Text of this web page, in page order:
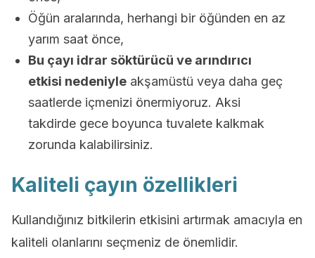
Öğün aralarında, herhangi bir öğünden en az
yarım saat önce,
Bu çayı idrar söktürücü ve arındırıcı
etkisi nedeniyle akşamüstü veya daha geç
saatlerde içmenizi önermiyoruz. Aksi
takdirde gece boyunca tuvalete kalkmak
zorunda kalabilirsiniz.
Kaliteli çayın özellikleri
Kullandığınız bitkilerin etkisini artırmak amacıyla en
kaliteli olanlarını seçmeniz de önemlidir.